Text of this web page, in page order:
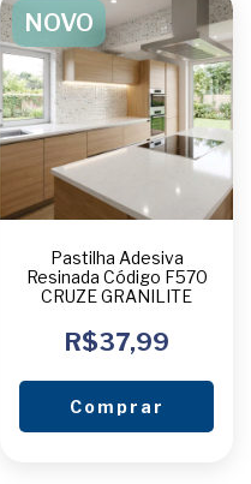
NOVO
Pastilha Adesiva
Resinada Código F570
CRUZE GRANILITE
R$37,99
Comprar